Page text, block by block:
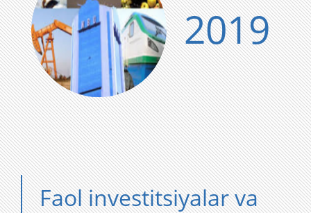
2019
Faol investitsiyalar va